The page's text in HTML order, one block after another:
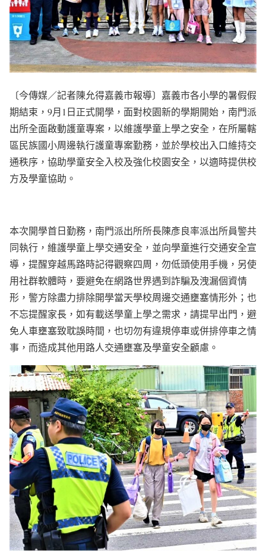
〔今傳媒／記者陳允得嘉義市報導〕嘉義市各小學的暑假假
期結束，9月1日正式開學，面對校園新的學期開始，南門派
出所全面啟動護童專案，以維護學童上學之安全，在所屬轄
區民族國小周邊執行護童專案勤務，並於學校出入口維持交
通秩序，協助學童安全入校及強化校園安全，以適時提供校
方及學童協助。
本次開學首日勤務，南門派出所所長陳彥良率派出所員警共
同執行，維護學童上學交通安全，並向學童進行交通安全宣
導，提醒穿越馬路時記得觀察四周，勿低頭使用手機，另使
用社群軟體時，要避免在網路世界遇到詐騙及洩漏個資情
形，警方除盡力排除開學當天學校周邊交通壅塞情形外；也
不忘提醒家長，如有載送學童上學之需求，請提早出門，避
免人車壅塞致耽誤時間，也切勿有違規停車或併排停車之情
事，而造成其他用路人交通壅塞及學童安全顧慮。